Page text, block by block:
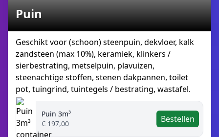
Puin
Geschikt voor (schoon) steenpuin, dekvloer, kalk
zandsteen (max 10%), keramiek, klinkers /
sierbestrating, metselpuin, plavuizen,
steenachtige stoffen, stenen dakpannen, toilet
pot, tuingrind, tuintegels / bestrating, wastafel.
Puin 3m³
€ 197,00
Bestellen